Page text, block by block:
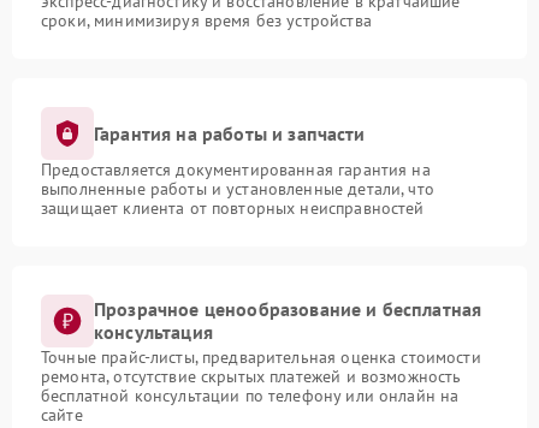
сроки, минимизируя время без устройства
Гарантия на работы и запчасти
Предоставляется документированная гарантия на
выполненные работы и установленные детали, что
защищает клиента от повторных неисправностей
Прозрачное ценообразование и бесплатная
консультация
Точные прайс-листы, предварительная оценка стоимости
ремонта, отсутствие скрытых платежей и возможность
бесплатной консультации по телефону или онлайн на
сайте